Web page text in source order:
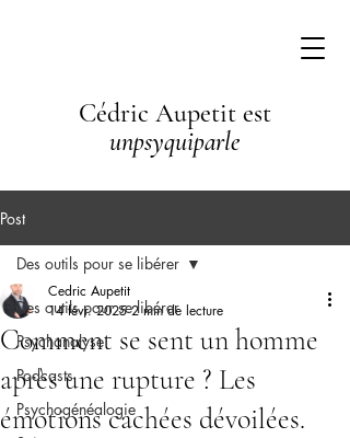
Cédric Aupetit est
unpsyquiparle
Post
Des outils pour se libérer
Psychanalyse
Podcasts
Psychogénéalogie
Des outils pour se libérer
Comment se sent un homme
après une rupture ? Les
émotions cachées dévoilées.
Cedric Aupetit
14 févr. 2025 2 min de lecture